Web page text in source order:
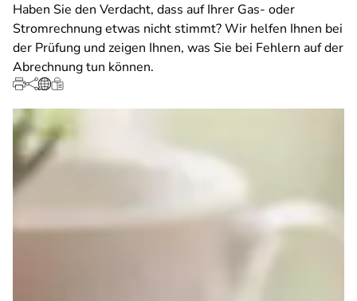
Haben Sie den Verdacht, dass auf Ihrer Gas- oder
Stromrechnung etwas nicht stimmt? Wir helfen Ihnen bei
der Prüfung und zeigen Ihnen, was Sie bei Fehlern auf der
Abrechnung tun können.